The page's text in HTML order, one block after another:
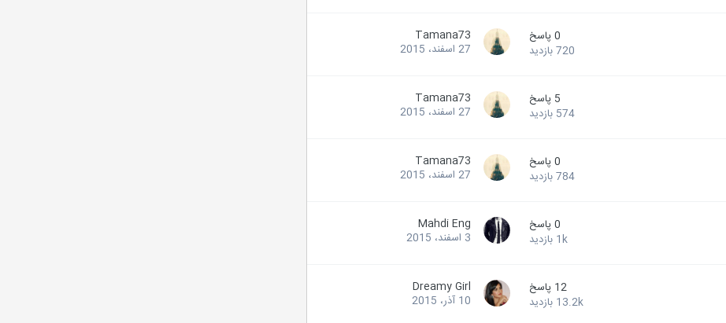
0 پاسخ
720 بازدید
Tamana73
27 اسفند، 2015
5 پاسخ
574 بازدید
Tamana73
27 اسفند، 2015
0 پاسخ
784 بازدید
Tamana73
27 اسفند، 2015
0 پاسخ
1k بازدید
Mahdi Eng
3 اسفند، 2015
12 پاسخ
13.2k بازدید
Dreamy Girl
10 آذر، 2015